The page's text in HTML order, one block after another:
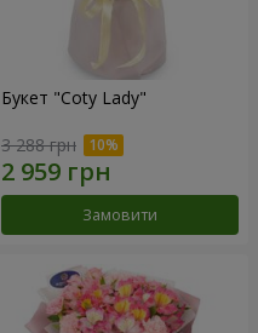
Букет "Coty Lady"
3 288 грн
Замовити